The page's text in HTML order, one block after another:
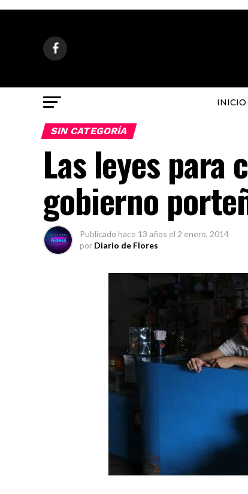
INICIO
SIN CATEGORÍA
Las leyes para
gobierno
Publicado hace 13 años el 2 enero, 2014
por Diario de Flores